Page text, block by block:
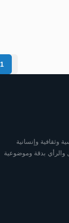
1
وثقافية وإنسانية
والرأي بدقة وموضوعية